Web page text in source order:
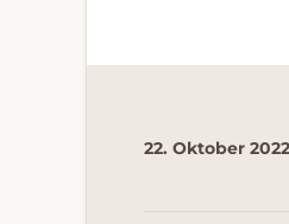
22. Oktober 2022